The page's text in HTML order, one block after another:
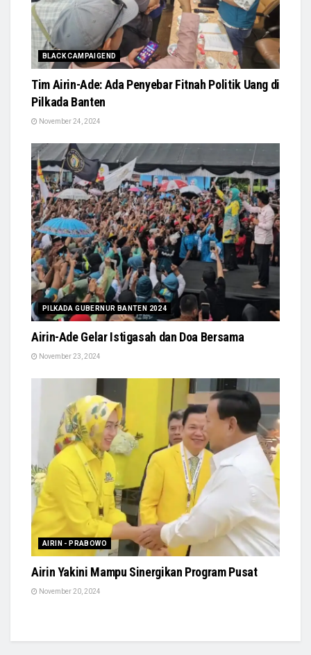
BLACK CAMPAIGEND
Tim Airin-Ade: Ada Penyebar Fitnah Politik Uang di
Pilkada Banten
November 24, 2024
PILKADA GUBERNUR BANTEN 2024
Airin-Ade Gelar Istigasah dan Doa Bersama
November 23, 2024
AIRIN - PRABOWO
Airin Yakini Mampu Sinergikan Program Pusat
November 20, 2024